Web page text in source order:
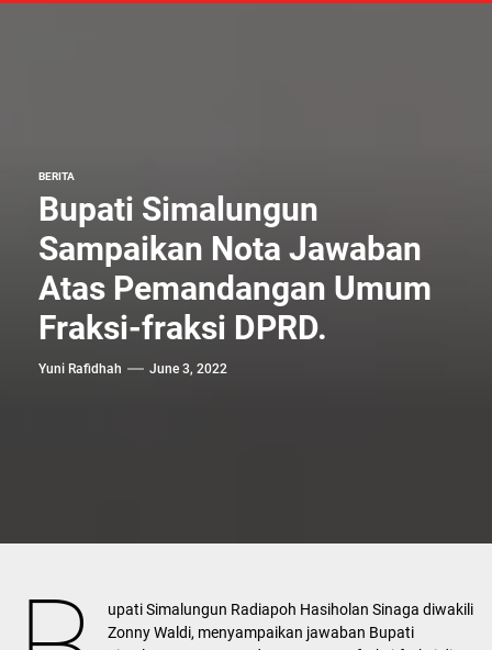
BERITA
Bupati Simalungun
Sampaikan Nota Jawaban
Atas Pemandangan Umum
Fraksi-fraksi DPRD.
Yuni Rafidhah June 3, 2022
upati Simalungun Radiapoh Hasiholan Sinaga diwakili
Zonny Waldi, menyampaikan jawaban Bupati